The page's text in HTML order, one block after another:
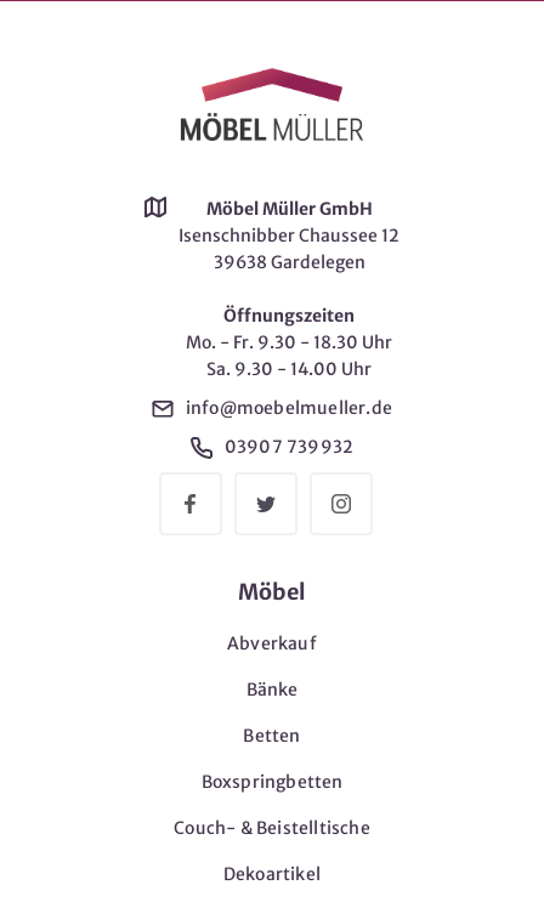
Möbel Müller GmbH
Isenschnibber Chaussee 12
39638 Gardelegen
Öffnungszeiten
Mo. - Fr. 9.30 - 18.30 Uhr
Sa. 9.30 - 14.00 Uhr
info@moebelmueller.de
03907 739932
Möbel
Abverkauf
Bänke
Betten
Boxspringbetten
Couch- & Beistelltische
Dekoartikel